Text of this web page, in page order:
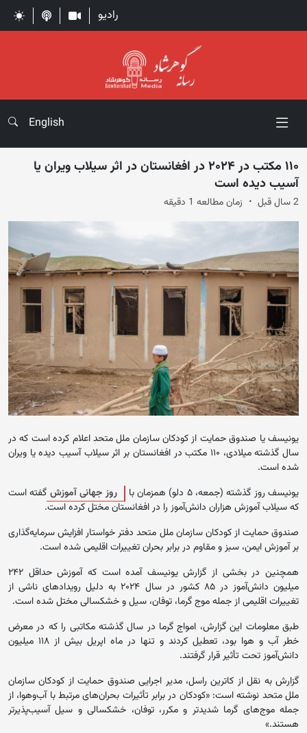
رادیو
English
۱۱۰ مکتب در ۲۰۲۴ در افغانستان در اثر سیلاب ویران یا
آسیب‌ دیده است
2 سال قبل زمان مطالعه 1 دقیقه
یونیسف یا صندوق حمایت از کودکان سازمان ملل متحد اعلام کرده است که در
سال گذشته میلادی، ۱۱۰ مکتب در افغانستان بر اثر سیلاب آسیب دیده یا ویران
شده است.
یونیسف روز گذشته (جمعه، ۵ دلو) همزمان با
روز جهانی آموزش گفته است
که سیلاب آموزش هزاران دانش‌آموز را در افغانستان مختل کرده است.
صندوق حمایت از کودکان سازمان ملل متحد دفتر خواستار افزایش سرمایه‌گذاری
بر آموزش ایمن، سبز و مقاوم در برابر بحران تغییرات اقلیمی شده است.
همچنین در بخشی از گزارش یونیسف آمده است که آموزش حداقل ۲۴۲
میلیون دانش‌آموز در ۸۵ کشور در سال ۲۰۲۴ به دلیل رویدادهای ناشی از
تغییرات اقلیمی از جمله موج گرما، توفان، سیل و خشکسالی مختل شده است.
طبق معلومات این گزارش، امواج گرما در سال گذشته مکاتبی را که در معرض
خطر آب و هوا بود، تعطیل کردند و تنها در ماه اپریل بیش از ۱۱۸ میلیون
دانش‌آموز تحت تأثیر قرار گرفتند.
گزارش به نقل از کاترین راسل، مدیر اجرایی صندوق حمایت از کودکان سازمان
ملل متحد نوشته است: «کودکان در برابر تأثیرات بحران‌های مرتبط با آب‌وهوا، از
جمله موج‌های گرما شدیدتر و مکرر، توفان، خشکسالی و سیل آسیب‌پذیرتر
هستند.»